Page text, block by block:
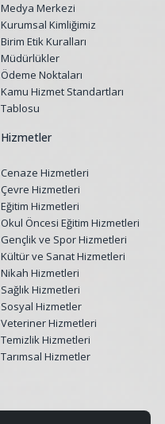
Medya Merkezi
Kurumsal Kimliğimiz
Birim Etik Kuralları
Müdürlükler
Ödeme Noktaları
Kamu Hizmet Standartları
Tablosu
Hizmetler
Cenaze Hizmetleri
Çevre Hizmetleri
Eğitim Hizmetleri
Okul Öncesi Eğitim Hizmetleri
Gençlik ve Spor Hizmetleri
Kültür ve Sanat Hizmetleri
Nikah Hizmetleri
Sağlık Hizmetleri
Sosyal Hizmetler
Veteriner Hizmetleri
Temizlik Hizmetleri
Tarımsal Hizmetler